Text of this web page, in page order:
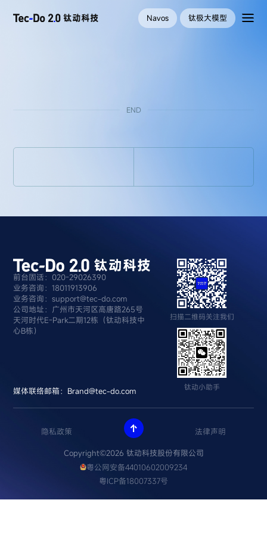
Navos 钛极大模型
END
媒体联络邮箱：Brand@tec-do.com
前台固话：020-29026390
业务咨询：18011913906
业务咨询：support@tec-do.com
公司地址：广州市天河区高唐路265号
天河时代E-Park二期12栋（钛动科技中
心B栋）
扫描二维码关注我们
钛动小助手
粤ICP备18007337号
粤公网安备44010602009234
Copyright©2026 钛动科技股份有限公司
隐私政策 法律声明
